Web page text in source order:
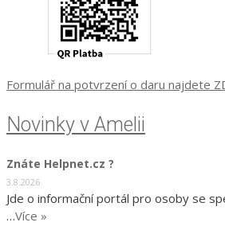
Formulář na potvrzení o daru najdete
Novinky v Amelii
Znáte Helpnet.cz ?
3.8.2026
Jde o informační portál pro osoby se
…Více »